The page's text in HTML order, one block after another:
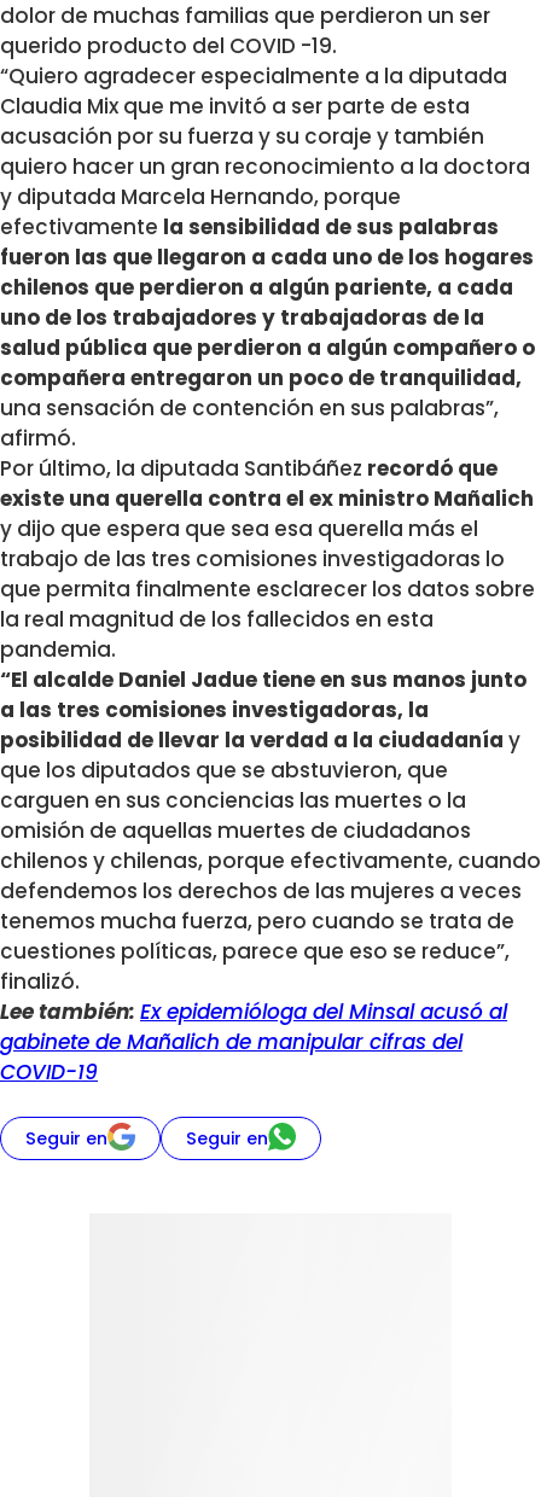
dolor de muchas familias que perdieron un ser
querido producto del COVID -19.
“Quiero agradecer especialmente a la diputada
Claudia Mix que me invitó a ser parte de esta
acusación por su fuerza y su coraje y también
quiero hacer un gran reconocimiento a la doctora
y diputada Marcela Hernando, porque
efectivamente la sensibilidad de sus palabras
fueron las que llegaron a cada uno de los hogares
chilenos que perdieron a algún pariente, a cada
uno de los trabajadores y trabajadoras de la
salud pública que perdieron a algún compañero o
compañera entregaron un poco de tranquilidad,
una sensación de contención en sus palabras”,
afirmó.
Por último, la diputada Santibáñez recordó que
existe una querella contra el ex ministro Mañalich
y dijo que espera que sea esa querella más el
trabajo de las tres comisiones investigadoras lo
que permita finalmente esclarecer los datos sobre
la real magnitud de los fallecidos en esta
pandemia.
“El alcalde Daniel Jadue tiene en sus manos junto
a las tres comisiones investigadoras, la
posibilidad de llevar la verdad a la ciudadanía y
que los diputados que se abstuvieron, que
carguen en sus conciencias las muertes o la
omisión de aquellas muertes de ciudadanos
chilenos y chilenas, porque efectivamente, cuando
defendemos los derechos de las mujeres a veces
tenemos mucha fuerza, pero cuando se trata de
cuestiones políticas, parece que eso se reduce”,
finalizó.
Lee también: Ex epidemióloga del Minsal acusó al
gabinete de Mañalich de manipular cifras del
COVID-19
Seguir en Seguir en